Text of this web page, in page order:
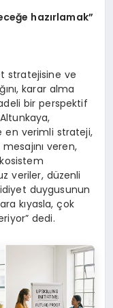
hazırlamak”
stratejisine ve
karar alma
bir perspektif
en verimli strateji,
veren,
veriler, düzenli
duygusunun
kıyasla, çok
dedi.